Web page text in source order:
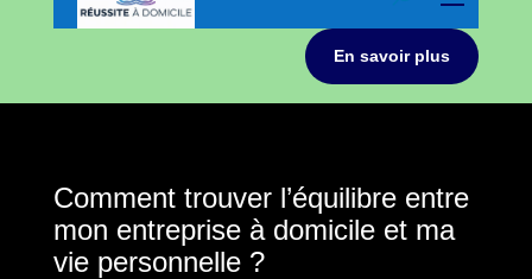
En savoir plus
Comment trouver l’équilibre entre
mon entreprise à domicile et ma
vie personnelle ?